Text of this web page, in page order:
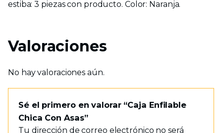
estiba: 3 piezas con producto. Color: Naranja.
Valoraciones
No hay valoraciones aún.
Sé el primero en valorar “Caja Enfilable
Chica Con Asas”
Tu dirección de correo electrónico no será